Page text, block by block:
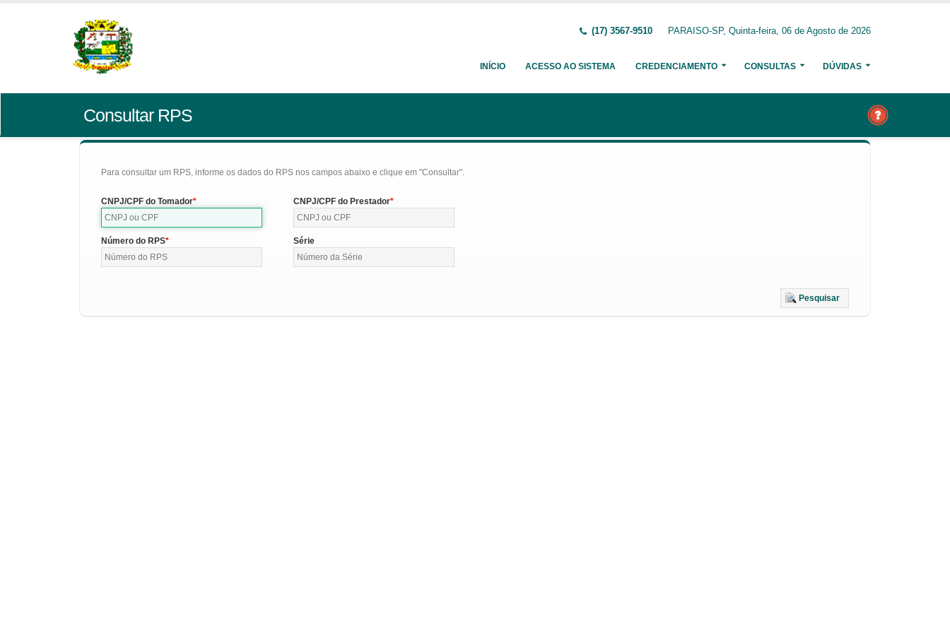
(17) 3567-9510 PARAISO-SP, Quinta-feira, 06 de Agosto de 2026
INÍCIO ACESSO AO SISTEMA CREDENCIAMENTO CONSULTAS DÚVIDAS
Consultar RPS
Para consultar um RPS, informe os dados do RPS nos campos abaixo e clique em "Consultar".
CNPJ/CPF do Tomador CNPJ/CPF do Prestador
Número do RPS Série
Pesquisar